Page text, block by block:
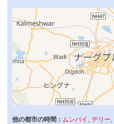
他の都市の時間 : ムンバイ , デリー,